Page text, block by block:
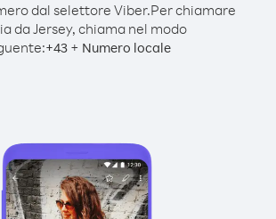
dal selettore Viber.Per chiamare
da Jersey, chiama nel modo
+43 + Numero locale